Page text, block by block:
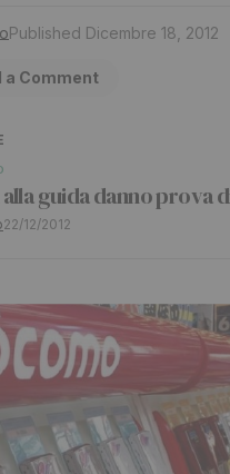
Published Dicembre 18, 2012
a Comment
email non sarà
obbligatori sono
E-mail*
guida danno prova
22/12/2012